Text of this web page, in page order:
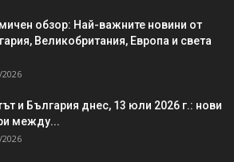
обзор: Най-важните новини от
Великобритания, Европа и света
и България днес, 13 юли 2026 г.: нови
между...